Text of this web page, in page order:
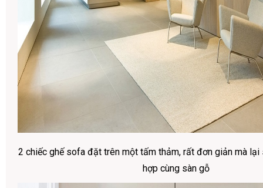
2 chiếc ghế sofa đặt trên một tấm thảm, rất đơn giản mà lại
hợp cùng sàn gỗ